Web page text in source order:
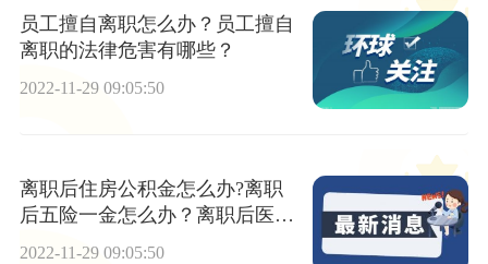
员工擅自离职怎么办？员工擅自
离职的法律危害有哪些？
2022-11-29 09:05:50
离职后住房公积金怎么办?离职
后五险一金怎么办？离职后医疗
保险怎么办?
2022-11-29 09:05:50